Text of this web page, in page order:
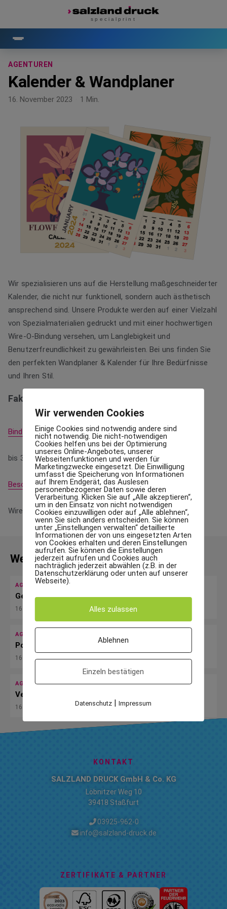
specialprint
AGENTUREN
Kalender & Wandplaner
16. November 2023 1 Min.
Wir spezialisieren uns auf die Herstellung maßgeschneiderter
Kalender, die nicht nur funktionell, sondern auch ästhetisch
ansprechend sind. Unsere Produkte werden auf einer Vielzahl
von Spezialmaterialien gedruckt und mit einer hochwertigen
Wire-O-Bindung versehen, um Langlebigkeit und
Benutzerfreundlichkeit zu gewährleisten. Bei uns finden Sie
den perfekten Wandplaner & Kalender für Ihre Bedürfnisse
und Ihren Stil.
Fakten
Bindung
bis 33 cm
Besonders
Wire O-Bindung, Schutzlack, beschreibbar
Weiterlesen
AGENTUREN
Geschäftsberichte
16. November 2023
AGENTUREN
Point of Sale Werbung
16. November 2023
AGENTUREN
Verkaufs- & Produktfolder
16. November 2023
KONTAKT
SALZLAND DRUCK GmbH & Co. KG
Löbnitzer Weg 10
39418 Staßfurt
03925-962-0
info@salzland-druck.de
ZERTIFIKATE & PARTNER
Wir verwenden Cookies
Einige Cookies sind notwendig andere sind
nicht notwendig. Die nicht-notwendigen
Cookies helfen uns bei der Optimierung
unseres Online-Angebotes, unserer
Webseitenfunktionen und werden für
Marketingzwecke eingesetzt. Die Einwilligung
umfasst die Speicherung von Informationen
auf Ihrem Endgerät, das Auslesen
personenbezogener Daten sowie deren
Verarbeitung. Klicken Sie auf „Alle akzeptieren“,
um in den Einsatz von nicht notwendigen
Cookies einzuwilligen oder auf „Alle ablehnen“,
wenn Sie sich anders entscheiden. Sie können
unter „Einstellungen verwalten“ detaillierte
Informationen der von uns eingesetzten Arten
von Cookies erhalten und deren Einstellungen
aufrufen. Sie können die Einstellungen
jederzeit aufrufen und Cookies auch
nachträglich jederzeit abwählen (z.B. in der
Datenschutzerklärung oder unten auf unserer
Webseite).
Alles zulassen
Ablehnen
Einzeln bestätigen
Datenschutz |Impressum